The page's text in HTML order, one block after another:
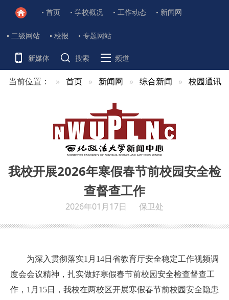
首页 学校概况 工作动态 新闻网
二级网站 校报 专题网站
新媒体 搜索 频道
当前位置： 首页 新闻网 综合新闻 校园通讯
我校开展2026年寒假春节前校园安全检
查督查工作
2026年01月17日 保卫处
为深入贯彻落实1月14日省教育厅安全稳定工作视频调
度会会议精神，扎实做好寒假春节前校园安全检查督查工
作，1月15日，我校在两校区开展寒假春节前校园安全隐患